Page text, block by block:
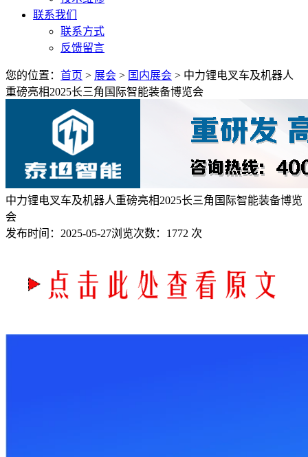
联系我们
联系方式
反馈留言
您的位置： 首页 > 展会 > 国内展会 > 中力锂电叉车及机器人
重磅亮相2025长三角国际智能装备博览会
中力锂电叉车及机器人重磅亮相2025长三角国际智能装备博览
会
发布时间： 2025-05-27浏览次数： 1772 次